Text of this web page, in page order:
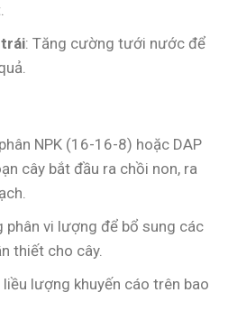
trái: Tăng cường tưới nước để
NPK (16-16-8) hoặc DAP
cây bắt đầu ra chồi non, ra
phân vi lượng để bổ sung các
thiết cho cây.
liều lượng khuyến cáo trên bao